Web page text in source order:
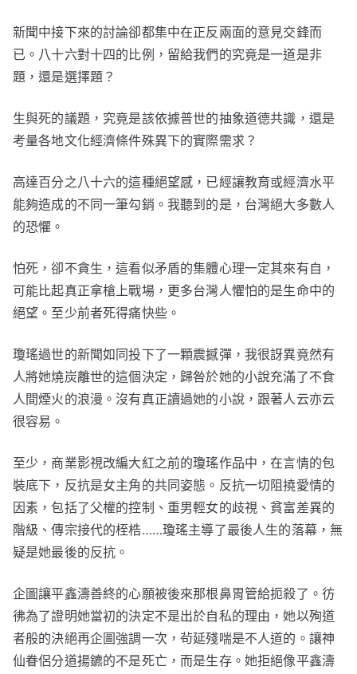
新聞中接下來的討論卻都集中在正反兩面的意見交鋒而
已。八十六對十四的比例，留給我們的究竟是一道是非
題，還是選擇題？
生與死的議題，究竟是該依據普世的抽象道德共識，還是
考量各地文化經濟條件殊異下的實際需求？
高達百分之八十六的這種絕望感，已經讓教育或經濟水平
能夠造成的不同一筆勾銷。我聽到的是，台灣絕大多數人
的恐懼。
怕死，卻不貪生，這看似矛盾的集體心理一定其來有自，
可能比起真正拿槍上戰場，更多台灣人懼怕的是生命中的
絕望。至少前者死得痛快些。
瓊瑤過世的新聞如同投下了一顆震撼彈，我很訝異竟然有
人將她燒炭離世的這個決定，歸咎於她的小說充滿了不食
人間煙火的浪漫。沒有真正讀過她的小說，跟著人云亦云
很容易。
至少，商業影視改編大紅之前的瓊瑤作品中，在言情的包
裝底下，反抗是女主角的共同姿態。反抗一切阻撓愛情的
因素，包括了父權的控制、重男輕女的歧視、貧富差異的
階級、傳宗接代的桎梏……瓊瑤主導了最後人生的落幕，無
疑是她最後的反抗。
企圖讓平鑫濤善終的心願被後來那根鼻胃管給扼殺了。彷
彿為了證明她當初的決定不是出於自私的理由，她以殉道
者般的決絕再企圖強調一次，茍延殘喘是不人道的。讓神
仙眷侶分道揚鑣的不是死亡，而是生存。她拒絕像平鑫濤